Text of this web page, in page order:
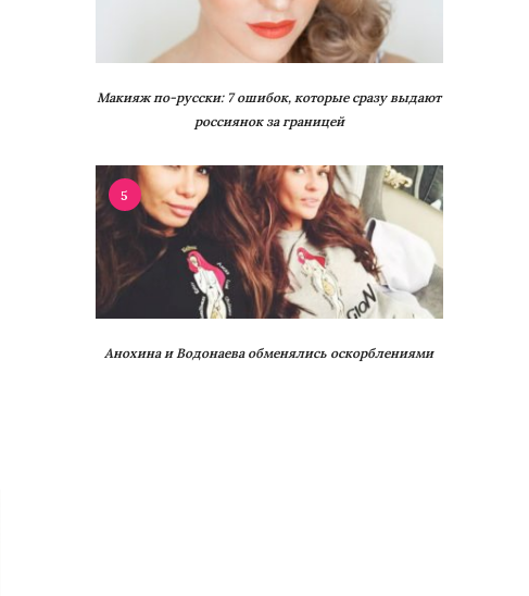
Макияж по-русски: 7 ошибок, которые сразу выдают
россиянок за границей
5
Анохина и Водонаева обменялись оскорблениями